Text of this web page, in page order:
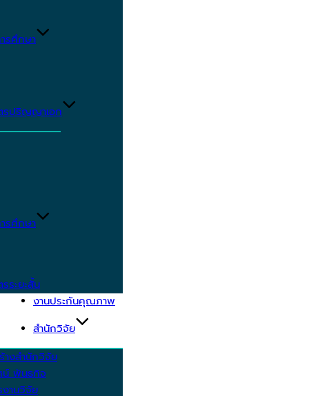
รศึกษา
รปริญญาเอก
รศึกษา
ระยะสั้น
งานประกันคุณภาพ
สำนักวิจัย
างสำนักวิจัย
น์ พันธกิจ
งานวิจัย